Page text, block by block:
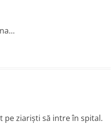
pe ziarişti să intre în spital.